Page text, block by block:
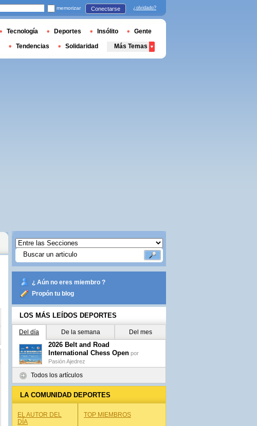
¿ Aún no eres miembro ?
Propón tu blog
LOS MÁS LEÍDOS DEPORTES
Del día De la semana Del mes
2026 Belt and Road
International Chess Open por
Pasión Ajedrez
Todos los artículos
LA COMUNIDAD DEPORTES
EL AUTOR DEL
DÍA
TOP MIEMBROS
memorizar Conectarse ¿olvidado?
Tecnología Deportes Insólito Gente
Tendencias Solidaridad Más Temas